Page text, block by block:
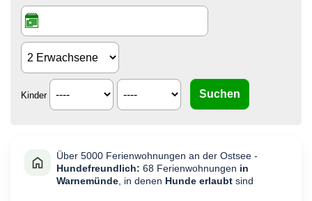
Kinder
Über 5000 Ferienwohnungen an der Ostsee -
Hundefreundlich: 68 Ferienwohnungen in
Warnemünde , in denen Hunde erlaubt sind